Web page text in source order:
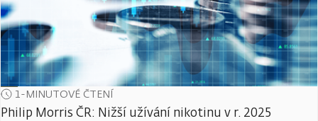
1-MINUTOVÉ ČTENÍ
Philip Morris ČR: Nižší užívání nikotinu v r. 2025